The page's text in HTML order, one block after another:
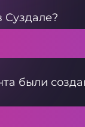
Суздале?
были